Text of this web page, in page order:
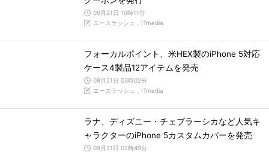
09月21日 10時11分
エースラッシュ，ITmedia
フォーカルポイント、米HEX製のiPhone 5対応
ケース4製品12アイテムを発売
09月21日 03時02分
エースラッシュ，ITmedia
ラナ、ディズニー・チェブラーシカなど人気キ
ャラクターのiPhone 5カスタムカバーを発売
09月21日 02時49分